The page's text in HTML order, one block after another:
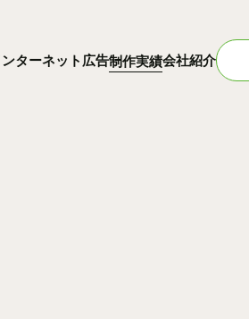
ターネット広告制作実績会社紹介